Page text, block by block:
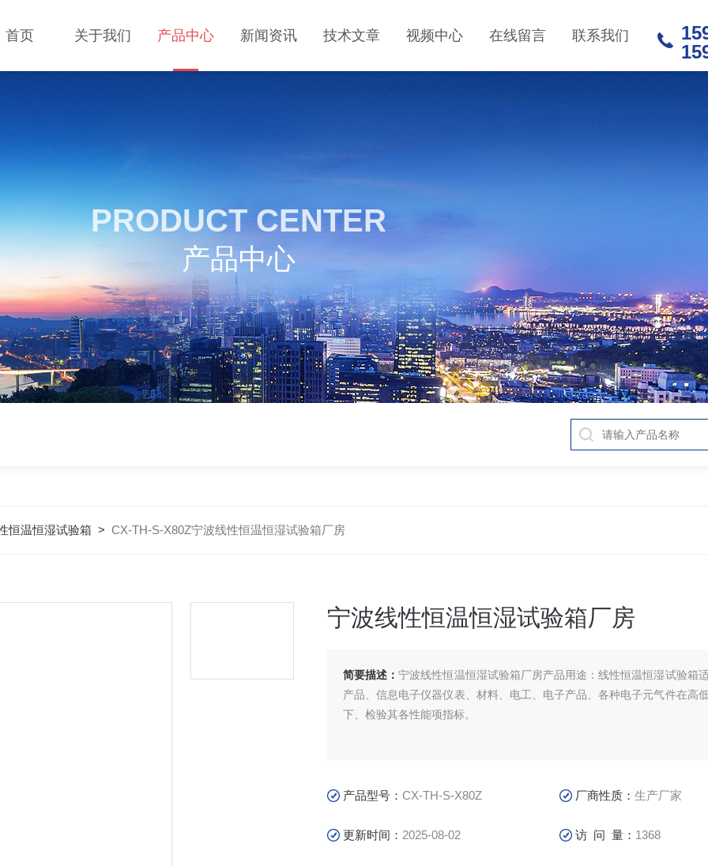
首页 关于我们 产品中心 新闻资讯 技术文章 视频中心 在线留言 联系我们
PRODUCT CENTER
产品中心
恒温恒湿试验箱 > CX-TH-S-X80Z宁波线性恒温恒湿试验箱厂房
宁波线性恒温恒湿试验箱厂房
简要描述：宁波线性恒温恒湿试验箱厂房产品用途：线性恒温恒湿试验箱
产品、信息电子仪器仪表、材料、电工、电子产品、各种电子元气件在高
下、检验其各性能项指标。
产品型号： CX-TH-S-X80Z 厂商性质： 生产厂家
更新时间： 2025-08-02 访 问 量： 1368